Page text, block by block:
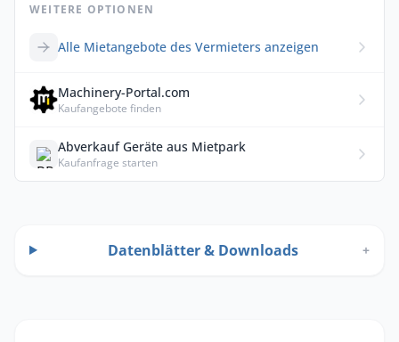
WEITERE OPTIONEN
Alle Mietangebote des Vermieters anzeigen
Machinery-Portal.com
Kaufangebote finden
Abverkauf Geräte aus Mietpark
Kaufanfrage starten
Datenblätter & Downloads +